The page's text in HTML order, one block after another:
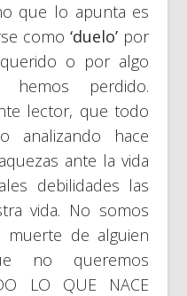
que lo apunta es
como‘duelo’ por
o por algo
hemos perdido.
lector, que todo
analizando hace
ante la vida
debilidades las
vida. No somos
muerte de alguien
no queremos
LO QUE NACE